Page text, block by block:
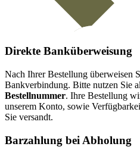
Direkte Banküberweisung
Nach Ihrer Bestellung überweisen
Bankverbindung. Bitte nutzen Sie
Bestellnummer. Ihre Bestellung
unserem Konto, sowie
Sie versandt.
Barzahlung bei Abholung